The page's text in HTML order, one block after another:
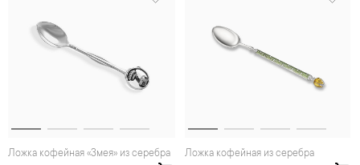
Ложка кофейная «Змея» из серебра Ложка кофейная из серебра